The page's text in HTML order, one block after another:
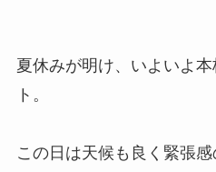
夏休みが明け、いよいよ
ト。
この日は天候も良く緊張